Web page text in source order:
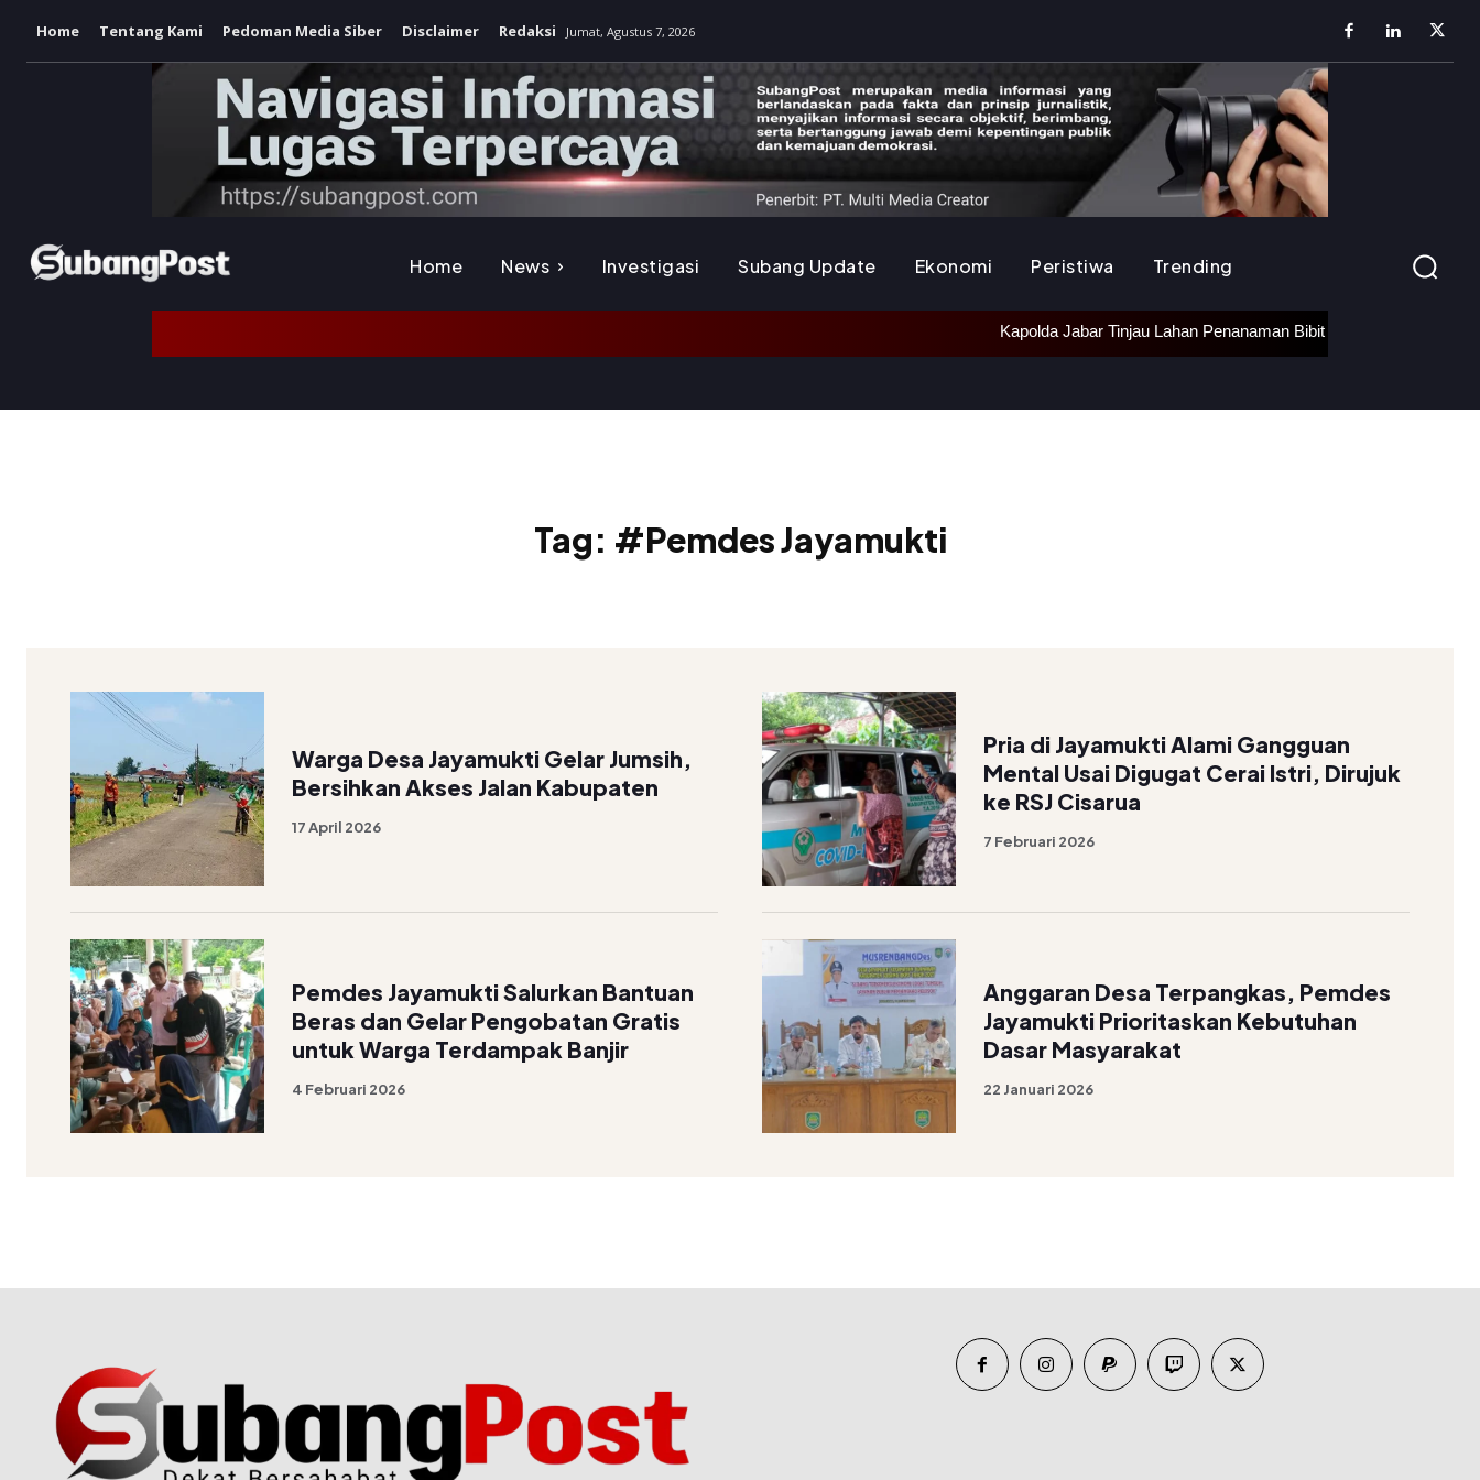
Home Tentang Kami Pedoman Media Siber Disclaimer Redaksi Jumat, Agustus 7, 2026
Home News Investigasi Subang Update Ekonomi Peristiwa Trending
Kapolda Jabar Tinjau Lahan Penanaman Bibit Bawang Putih di
Tag: #Pemdes Jayamukti
Warga Desa Jayamukti Gelar Jumsih,
Bersihkan Akses Jalan Kabupaten
17 April 2026
Pria di Jayamukti Alami Gangguan
Mental Usai Digugat Cerai Istri, Dirujuk
ke RSJ Cisarua
7 Februari 2026
Pemdes Jayamukti Salurkan Bantuan
Beras dan Gelar Pengobatan Gratis
untuk Warga Terdampak Banjir
4 Februari 2026
Anggaran Desa Terpangkas, Pemdes
Jayamukti Prioritaskan Kebutuhan
Dasar Masyarakat
22 Januari 2026